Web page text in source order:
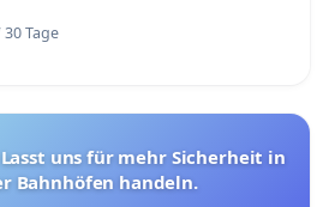
Tage
Lasst uns für mehr Sicherheit in
Bahnhöfen handeln.